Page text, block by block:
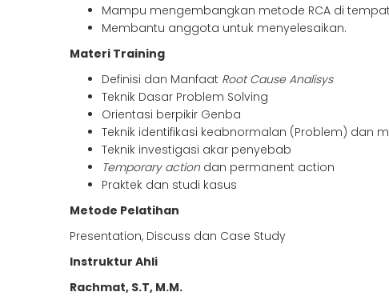
Mampu mengembangkan metode RCA di
Membantu anggota untuk menyelesaikan.
Materi Training
Definisi dan Manfaat Root Cause Analisys
Teknik Dasar Problem Solving
Orientasi berpikir Genba
Teknik identifikasi keabnormalan (Problem) dan
Teknik investigasi akar penyebab
Temporary action dan permanent action
Praktek dan studi kasus
Metode Pelatihan
Presentation, Discuss dan Case Study
Instruktur Ahli
Rachmat, S.T, M.M.